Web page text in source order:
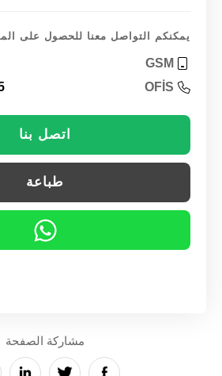
يمكنكم التواصل معنا للحصول على
GSM
OFİS
اتصل بنا
طباعة
مشاركة الصفحة